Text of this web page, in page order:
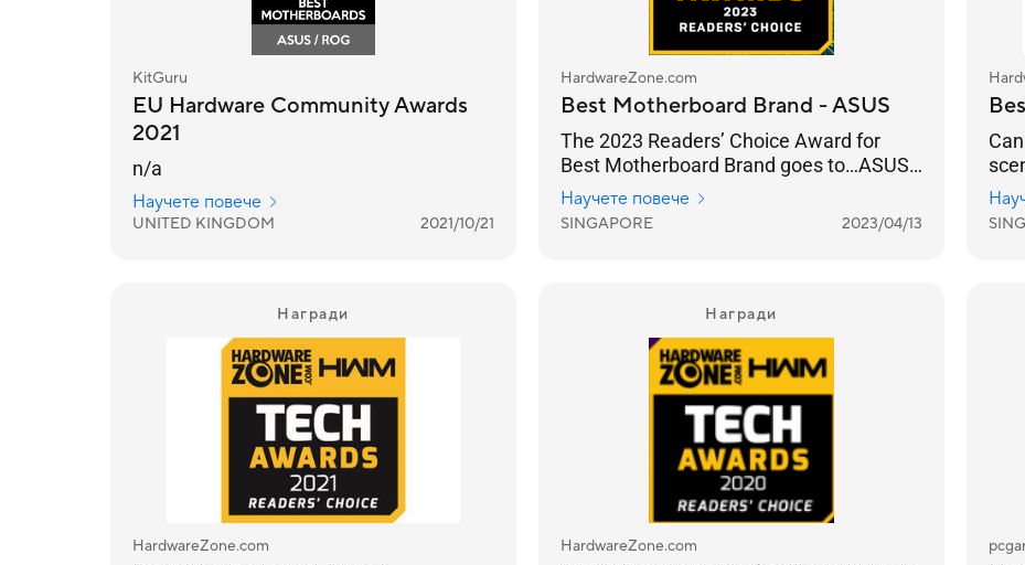
KitGuru
EU Hardware Community Awards
2021
n/a
Научете повече
UNITED KINGDOM 2021/10/21
HardwareZone.com
Best Motherboard Brand - ASUS
The 2023 Readers’ Choice Award for
Best Motherboard Brand goes to…ASUS.
Not only has the brand been a favourite
of our readers year-on-year, but this
year’s results have been their highest in
Научете повече
SINGAPORE 2023/04/13
Награди
HardwareZone.com
Награди
HardwareZone.com